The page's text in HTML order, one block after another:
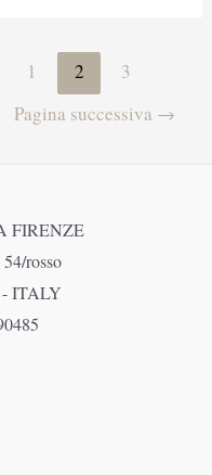
1 2
3
Pagina successiva →
FIRENZE
rosso
ITALY